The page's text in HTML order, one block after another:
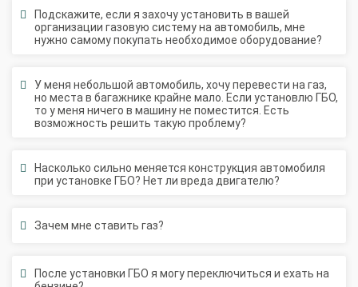
организации газовую систему на автомобиль, мне
нужно самому покупать необходимое оборудование?
но места в багажнике крайне мало. Если установлю ГБО,
то у меня ничего в машину не поместится. Есть
возможность решить такую проблему?
при установке ГБО? Нет ли вреда двигателю?
бензине?